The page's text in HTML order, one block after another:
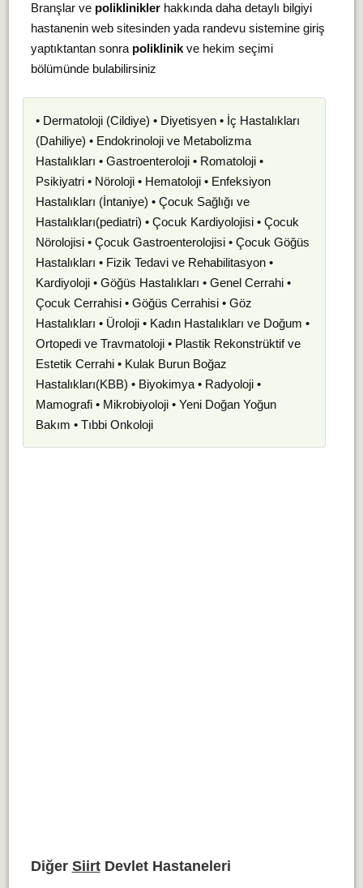
Branşlar ve polikliniklerhakkında daha detaylı bilgiyi
hastanenin web sitesinden yada randevu sistemine giriş
yaptıktantan sonra poliklinikve hekim seçimi
bölümünde bulabilirsiniz
• Dermatoloji (Cildiye) • Diyetisyen • İç Hastalıkları
(Dahiliye) • Endokrinoloji ve Metabolizma
Hastalıkları • Gastroenteroloji • Romatoloji •
Psikiyatri • Nöroloji • Hematoloji • Enfeksiyon
Hastalıkları (İntaniye) • Çocuk Sağlığı ve
Hastalıkları(pediatri) • Çocuk Kardiyolojisi • Çocuk
Nörolojisi • Çocuk Gastroenterolojisi • Çocuk Göğüs
Hastalıkları • Fizik Tedavi ve Rehabilitasyon •
Kardiyoloji • Göğüs Hastalıkları • Genel Cerrahi •
Çocuk Cerrahisi • Göğüs Cerrahisi • Göz
Hastalıkları • Üroloji • Kadın Hastalıkları ve Doğum •
Ortopedi ve Travmatoloji • Plastik Rekonstrüktif ve
Estetik Cerrahi • Kulak Burun Boğaz
Hastalıkları(KBB) • Biyokimya • Radyoloji •
Mamografi • Mikrobiyoloji • Yeni Doğan Yoğun
Bakım • Tıbbi Onkoloji
Diğer SiirtDevlet Hastaneleri